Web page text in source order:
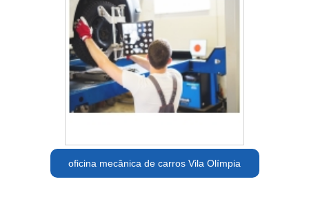
oficina mecânica de carros Vila Olímpia